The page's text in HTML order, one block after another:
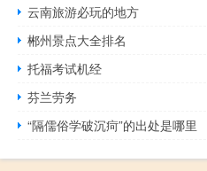
云南旅游必玩的地方
郴州景点大全排名
托福考试机经
芬兰劳务
“隔儒俗学破沉疴”的出处是哪里